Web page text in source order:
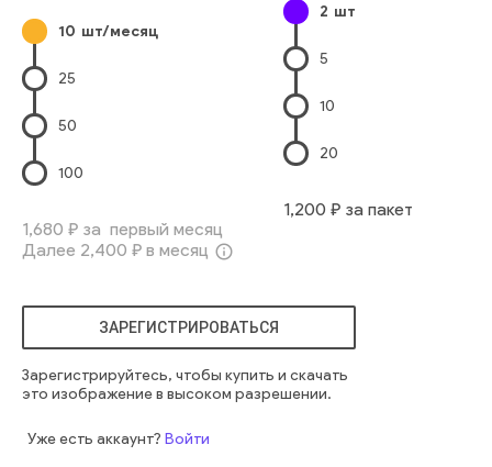
10 шт/месяц
25
50
100
1,680 ₽ за первый месяц
Далее 2,400 ₽ в месяц info_outline
2 шт
5
10
20
1,200 ₽ за пакет
ЗАРЕГИСТРИРОВАТЬСЯ
Зарегистрируйтесь, чтобы купить и скачать
это изображение в высоком разрешении.
Уже есть аккаунт? Войти